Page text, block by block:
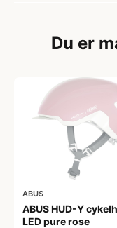
Du er
ABUS
ABUS HUD-Y
LED pure rose